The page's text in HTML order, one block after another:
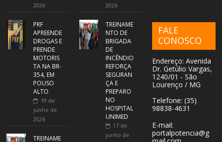
2026
PRF
APREENDE
DROGAS E
PRENDE
MOTORIS
TA NA BR-
354, EM
POUSO
ALTO
19 de
junho de
2026
TREINAME
2026
TREINAME
NTO DE
BRIGADA
DE
INCÊNDIO
REFORÇA
SEGURAN
ÇA E
PREPARO
NO
HOSPITAL
UNIMED
17 de
junho de
FALE
CONOSCO
Endereço: Avenida
Dr. Getúlio Vargas,
1240/01 - São
Lourenço / MG
Telefone: (35)
98838-4631
E-mail:
portalpotencia@g